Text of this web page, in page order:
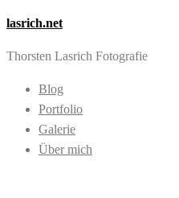
lasrich.net
Thorsten Lasrich Fotografie
Blog
Portfolio
Galerie
Über mich